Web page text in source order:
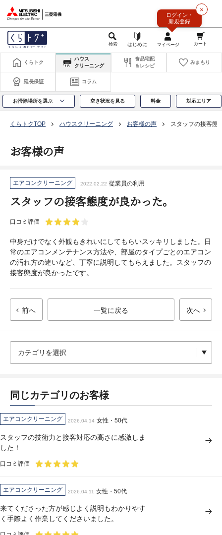
×
ログイン・
新規登録
くらトク
ハウス
クリーニング
食品宅配
＆レシピ
みまもり
延長保証 コラム
お掃除場所を選ぶ 空き状況を見る 料金 対応エリア
くらトクTOP ハウスクリーニング お客様の声 スタッフの接客態
お客様の声
エアコンクリーニング 2022.02.22 従業員の利用
スタッフの接客態度が良かった。
口コミ評価
中身だけでなく外観もきれいにしてもらいスッキリしました。日
常のエアコンメンテナンス方法や、部屋のタイプごとのエアコン
の汚れ方の違いなど、丁寧に説明してもらえました。スタッフの
接客態度が良かったです。
前へ 一覧に戻る 次へ
同じカテゴリのお客様
エアコンクリーニング 2026.04.14 女性・50代
スタッフの技術力と接客対応の高さに感激しま
した！
口コミ評価
エアコンクリーニング 2026.04.11 女性・50代
来てくださった方が感じよく説明もわかりやす
く手際よく作業してくださいました。